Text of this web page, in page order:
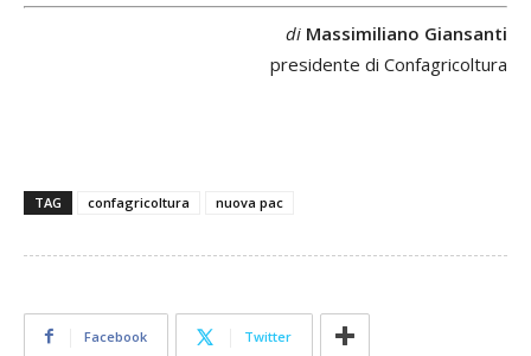
di Massimiliano Giansanti
presidente di Confagricoltura
TAG confagricoltura nuova pac
Facebook Twitter